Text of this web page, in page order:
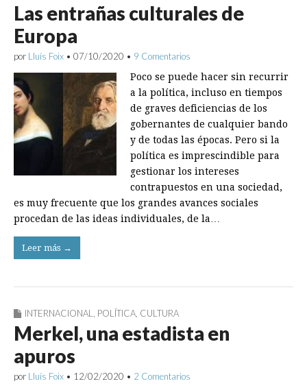
Las entrañas culturales de
Europa
por Lluís Foix • 07/10/2020 • 9 Comentarios
Poco se puede hacer sin recurrir
a la política, incluso en tiempos
de graves deficiencias de los
gobernantes de cualquier bando
y de todas las épocas. Pero si la
política es imprescindible para
gestionar los intereses
contrapuestos en una sociedad,
es muy frecuente que los grandes avances sociales
procedan de las ideas individuales, de la…
Leer más →
INTERNACIONAL POLÍTICA CULTURA
Merkel, una estadista en
apuros
por Lluís Foix • 12/02/2020 • 2 Comentarios